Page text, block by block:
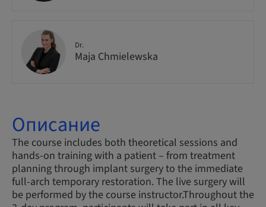
Dr.
Maja Chmielewska
Описание
The course includes both theoretical sessions and
hands-on training with a patient – from treatment
planning through implant surgery to the immediate
full-arch temporary restoration. The live surgery will
be performed by the course instructor.Throughout the